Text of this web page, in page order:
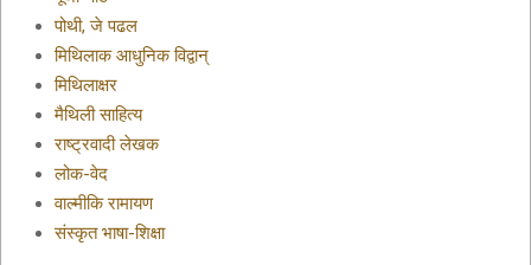
पोथी, जे पढल
मिथिलाक आधुनिक विद्वान्
मिथिलाक्षर
मैथिली साहित्य
राष्ट्रवादी लेखक
लोक-वेद
वाल्मीकि रामायण
संस्कृत भाषा-शिक्षा